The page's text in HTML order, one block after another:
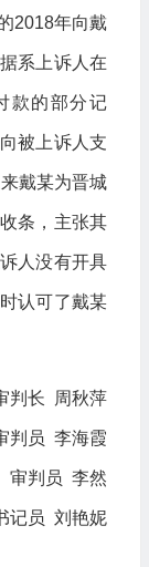
2018年向戴
系上诉人在
款的部分记
被上诉人支
戴某为晋城
条，主张其
人没有开具
认可了戴某
判长 周秋萍
判员 李海霞
审判员 李然
记员 刘艳妮